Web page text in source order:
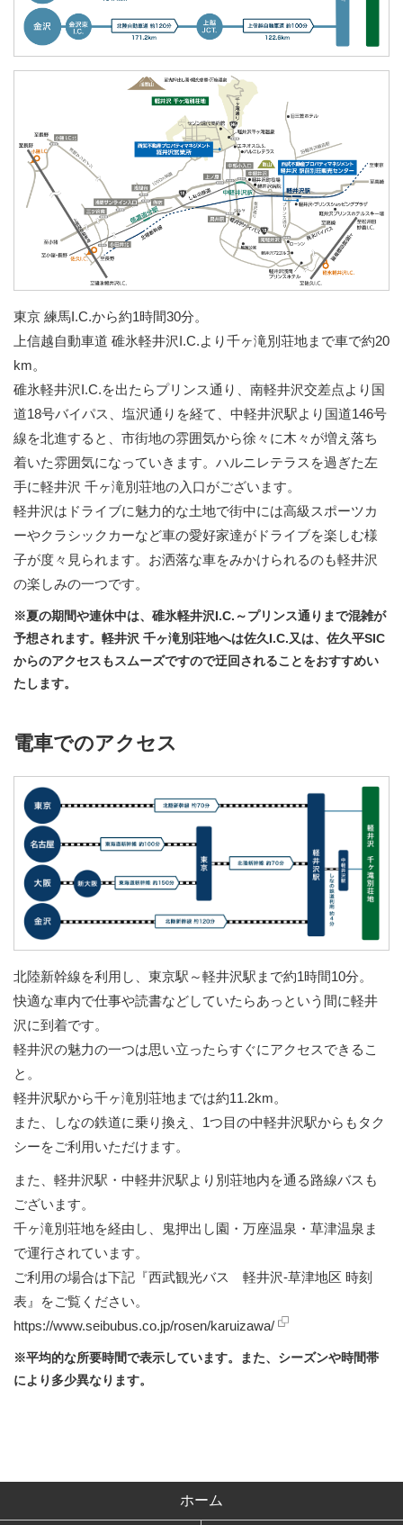
東京 練馬I.C.から約1時間30分。
上信越自動車道 碓氷軽井沢I.C.より千ヶ滝別荘地まで車で約20
km。
碓氷軽井沢I.C.を出たらプリンス通り、南軽井沢交差点より国
道18号バイパス、塩沢通りを経て、中軽井沢駅より国道146号
線を北進すると、市街地の雰囲気から徐々に木々が増え落ち
着いた雰囲気になっていきます。ハルニレテラスを過ぎた左
手に軽井沢 千ヶ滝別荘地の入口がございます。
軽井沢はドライブに魅力的な土地で街中には高級スポーツカ
ーやクラシックカーなど車の愛好家達がドライブを楽しむ様
子が度々見られます。お洒落な車をみかけられるのも軽井沢
の楽しみの一つです。
※夏の期間や連休中は、碓氷軽井沢I.C.～プリンス通りまで混雑が
予想されます。軽井沢 千ヶ滝別荘地へは佐久I.C.又は、佐久平SIC
からのアクセスもスムーズですので迂回されることをおすすめい
たします。
電車でのアクセス
北陸新幹線を利用し、東京駅～軽井沢駅まで約1時間10分。
快適な車内で仕事や読書などしていたらあっという間に軽井
沢に到着です。
軽井沢の魅力の一つは思い立ったらすぐにアクセスできるこ
と。
軽井沢駅から千ヶ滝別荘地までは約11.2km。
また、しなの鉄道に乗り換え、1つ目の中軽井沢駅からもタク
シーをご利用いただけます。
また、軽井沢駅・中軽井沢駅より別荘地内を通る路線バスも
ございます。
千ヶ滝別荘地を経由し、鬼押出し園・万座温泉・草津温泉ま
で運行されています。
ご利用の場合は下記『西武観光バス 軽井沢-草津地区 時刻
表』をご覧ください。
https://www.seibubus.co.jp/rosen/karuizawa/
※平均的な所要時間で表示しています。また、シーズンや時間帯
により多少異なります。
ホーム